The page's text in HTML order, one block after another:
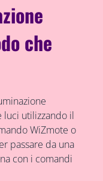
che
luci utilizzando il
WiZmote o
passare da una
con i comandi